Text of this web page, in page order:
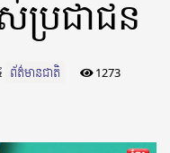
ប្រជាជន
ព័ត៌មានជាតិ 1273